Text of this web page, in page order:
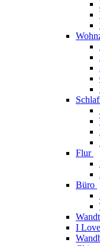
Flur
Büro
I